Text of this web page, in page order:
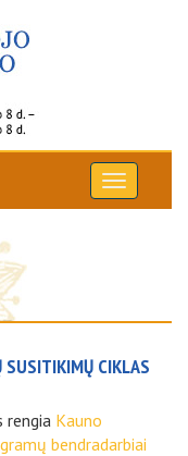
CIKLAS
rengia Kauno
bendradarbiai